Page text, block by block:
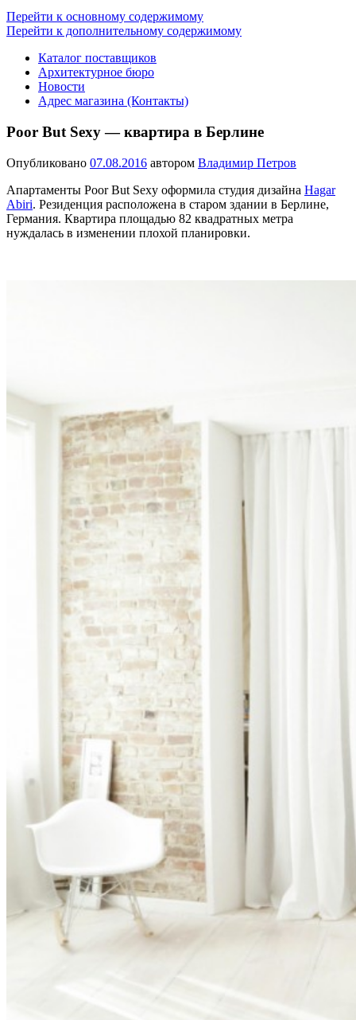
Перейти к основному содержимому
Перейти к дополнительному содержимому
Каталог поставщиков
Архитектурное бюро
Новости
Адрес магазина (Контакты)
Poor But Sexy — квартира в Берлине
Опубликовано 07.08.2016 автором Владимир Петров
Апартаменты Poor But Sexy оформила студия дизайна Hagar
Abiri. Резиденция расположена в старом здании в Берлине,
Германия. Квартира площадью 82 квадратных метра
нуждалась в изменении плохой планировки.